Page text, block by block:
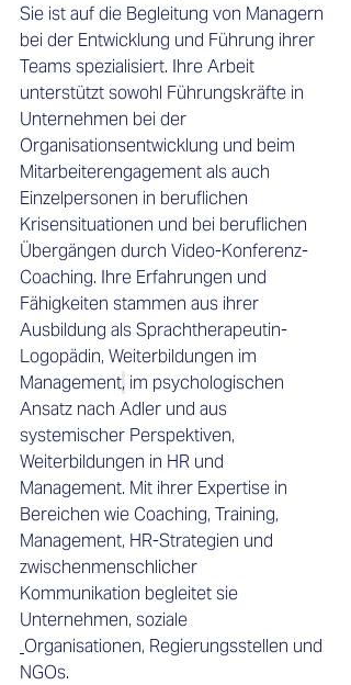
Sie ist auf die Begleitung von Managern
bei der Entwicklung und Führung ihrer
Teams spezialisiert. Ihre Arbeit
unterstützt sowohl Führungskräfte in
Unternehmen bei der
Organisationsentwicklung und beim
Mitarbeiterengagement als auch
Einzelpersonen in beruflichen
Krisensituationen und bei beruflichen
Übergängen durch Video-Konferenz-
Coaching. Ihre Erfahrungen und
Fähigkeiten stammen aus ihrer
Ausbildung als Sprachtherapeutin-
Logopädin, Weiterbildungen im
Management, im psychologischen
Ansatz nach Adler und aus
systemischer Perspektiven,
Weiterbildungen in HR und
Management. Mit ihrer Expertise in
Bereichen wie Coaching, Training,
Management, HR-Strategien und
zwischenmenschlicher
Kommunikation begleitet sie
Unternehmen, soziale
Organisationen, Regierungsstellen und
NGOs.